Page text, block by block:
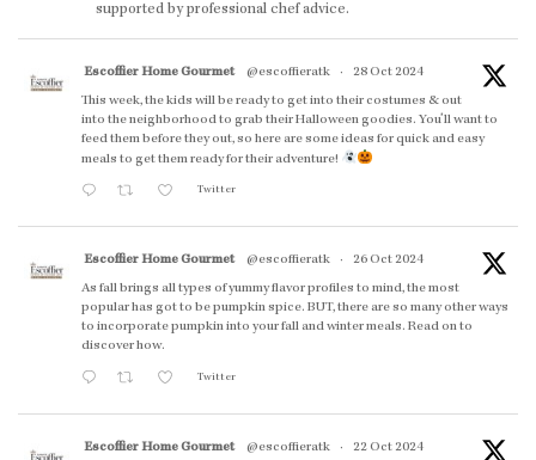
supported by professional chef advice.
Escoffier Home Gourmet @escoffieratk ·
28 Oct 2024
This week, the kids will be ready to get into their costumes & out
into the neighborhood to grab their Halloween goodies. You'll want to
feed them before they out, so here are some ideas for quick and easy
meals to get them ready for their adventure!
Twitter
Escoffier Home Gourmet @escoffieratk ·
26 Oct 2024
As fall brings all types of yummy flavor profiles to mind, the most
popular has got to be pumpkin spice. BUT, there are so many other ways
to incorporate pumpkin into your fall and winter meals. Read on to
discover how.
Twitter
Escoffier Home Gourmet @escoffieratk ·
22 Oct 2024